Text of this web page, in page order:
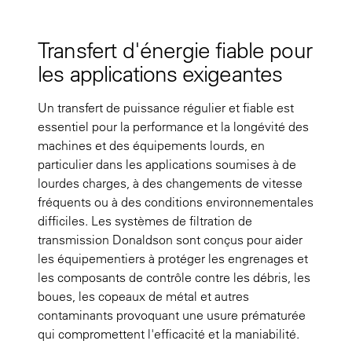
Transfert d'énergie fiable pour
les applications exigeantes
Un transfert de puissance régulier et fiable est
essentiel pour la performance et la longévité des
machines et des équipements lourds, en
particulier dans les applications soumises à de
lourdes charges, à des changements de vitesse
fréquents ou à des conditions environnementales
difficiles. Les systèmes de filtration de
transmission Donaldson sont conçus pour aider
les équipementiers à protéger les engrenages et
les composants de contrôle contre les débris, les
boues, les copeaux de métal et autres
contaminants provoquant une usure prématurée
qui compromettent l'efficacité et la maniabilité.